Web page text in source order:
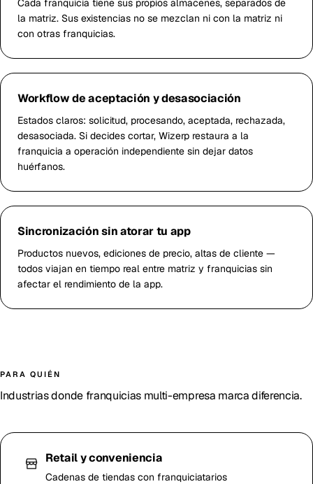
la matriz. Sus existencias no se mezclan ni con la matriz ni
con otras franquicias.
Workflow de aceptación y desasociación
Estados claros: solicitud, procesando, aceptada, rechazada,
desasociada. Si decides cortar, Wizerp restaura a la
franquicia a operación independiente sin dejar datos
huérfanos.
Sincronización sin atorar tu app
Productos nuevos, ediciones de precio, altas de cliente —
todos viajan en tiempo real entre matriz y franquicias sin
afectar el rendimiento de la app.
PARA QUIÉN
Industrias donde franquicias multi-empresa marca diferencia.
Retail y conveniencia
Cadenas de tiendas con franquiciatarios